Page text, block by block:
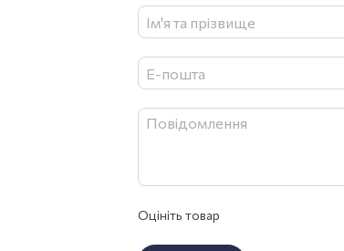
Оцініть товар